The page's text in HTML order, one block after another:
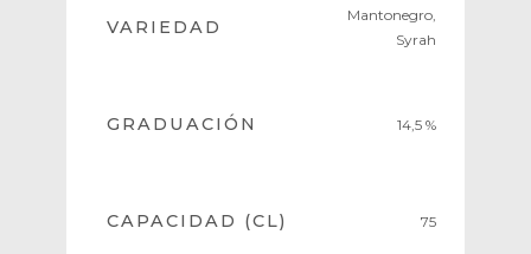
VARIEDAD
Mantonegro,
Syrah
GRADUACIÓN 14,5 %
CAPACIDAD (CL) 75